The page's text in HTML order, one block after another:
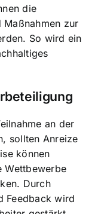
die
zur
So wird ein
an der
sollten Anreize
können
Wettbewerbe
Durch
Feedback wird